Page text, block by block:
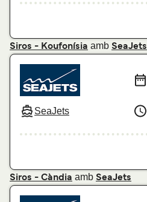
Siros - Koufonísia amb SeaJets
SeaJets
Siros - Càndia amb SeaJets